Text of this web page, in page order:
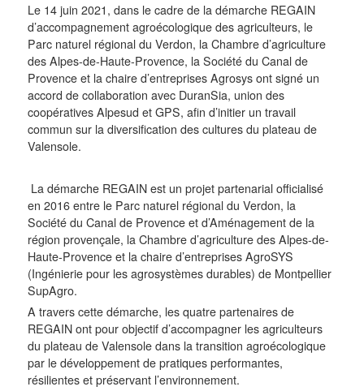
Le 14 juin 2021, dans le cadre de la démarche REGAIN
d’accompagnement agroécologique des agriculteurs, le
Parc naturel régional du Verdon, la Chambre d’agriculture
des Alpes-de-Haute-Provence, la Société du Canal de
Provence et la chaire d’entreprises Agrosys ont signé un
accord de collaboration avec DuranSia, union des
coopératives Alpesud et GPS, afin d’initier un travail
commun sur la diversification des cultures du plateau de
Valensole.
La démarche REGAIN est un projet partenarial officialisé
en 2016 entre le Parc naturel régional du Verdon, la
Société du Canal de Provence et d’Aménagement de la
région provençale, la Chambre d’agriculture des Alpes-de-
Haute-Provence et la chaire d’entreprises AgroSYS
(Ingénierie pour les agrosystèmes durables) de Montpellier
SupAgro.
A travers cette démarche, les quatre partenaires de
REGAIN ont pour objectif d’accompagner les agriculteurs
du plateau de Valensole dans la transition agroécologique
par le développement de pratiques performantes,
résilientes et préservant l’environnement.